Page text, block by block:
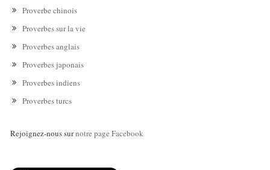
Proverbe chinois
Proverbes sur la vie
Proverbes anglais
Proverbes japonais
Proverbes indiens
Proverbes turcs
Rejoignez-nous surnotre page Facebook